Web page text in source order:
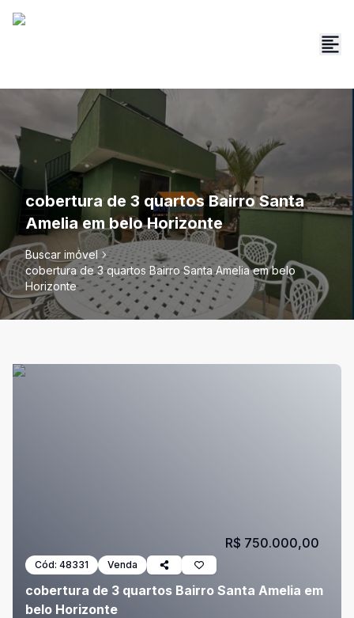
cobertura de 3 quartos Bairro Santa
Amelia em belo Horizonte
Buscar imóvel
cobertura de 3 quartos Bairro Santa Amelia em belo
Horizonte
Cód: 48331 Venda
cobertura de 3 quartos Bairro Santa Amelia em
belo Horizonte
R$ 750.000,00